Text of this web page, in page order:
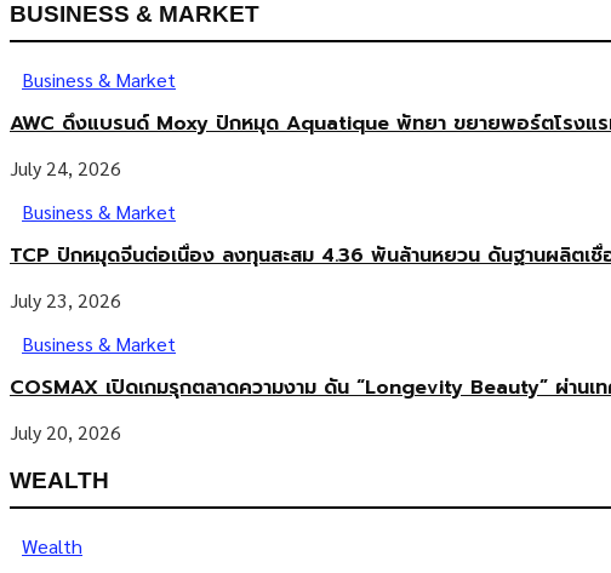
BUSINESS & MARKET
Business & Market
AWC ดึงแบรนด์ Moxy ปักหมุด Aquatique พัทยา ขยายพอร์ตโรงแร
July 24, 2026
Business & Market
TCP ปักหมุดจีนต่อเนื่อง ลงทุนสะสม 4.36 พันล้านหยวน ดันฐานผลิตเชื่
July 23, 2026
Business & Market
COSMAX เปิดเกมรุกตลาดความงาม ดัน “Longevity Beauty” ผ่าน
July 20, 2026
WEALTH
Wealth